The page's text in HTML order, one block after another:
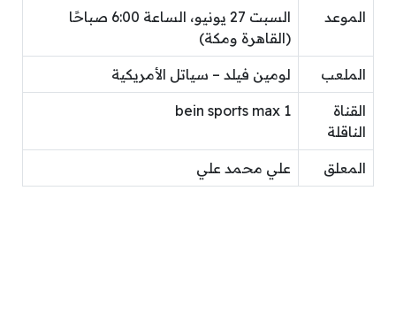
الموعد
السبت 27 يونيو، الساعة 6:00 صباحًا
(القاهرة ومكة)
الملعب لومين فيلد – سياتل الأمريكية
القناة
الناقلة
bein sports max 1
المعلق علي محمد علي